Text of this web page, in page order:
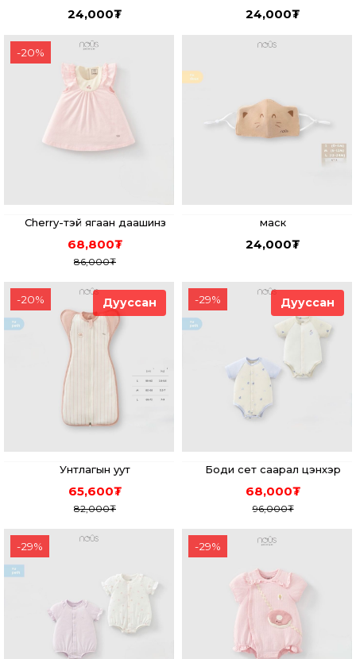
24,000₮ 24,000₮
-20%
Cherry-тэй ягаан даашинз
68,800₮
86,000₮
маск
24,000₮
Дууссан
-20%
Унтлагын уут
65,600₮
82,000₮
Дууссан
-29%
Боди сет саарал цэнхэр
68,000₮
96,000₮
-29% -29%